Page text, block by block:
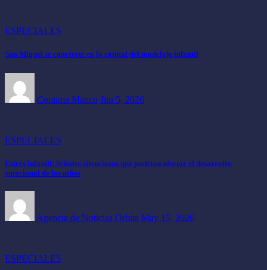
ESPECIALES
San Miguel se convierte en la capital del modelaje infantil
Coraima Manco Jun 5, 2026
ESPECIALES
Estrés infantil: Señales silenciosas que podrían afectar el desarrollo
emocional de los niños
Agencia de Noticias Orbita May 15, 2026
ESPECIALES